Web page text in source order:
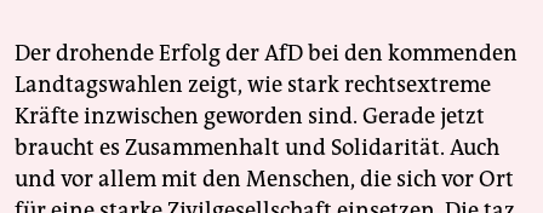
Der drohende Erfolg der AfD bei den kommenden
Landtagswahlen zeigt, wie stark rechtsextreme
Kräfte inzwischen geworden sind. Gerade jetzt
braucht es Zusammenhalt und Solidarität. Auch
und vor allem mit den Menschen, die sich vor Ort